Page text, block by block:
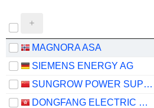
MAGNORA ASA
SIEMENS ENERGY AG
SUNGROW POWER SUPPLY CO., LTD.
DONGFANG ELECTRIC CORPORATION LIMITED